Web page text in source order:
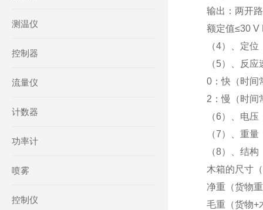
测温仪
控制器
流量仪
计数器
功率计
喷雾
控制仪
输出：两开
额定值≤30 V
（4）、定
（5）、反
0：快（时间
2：慢（时间
（6）、电
（7）、重
（8）、结
木箱的尺寸
净重（货物
毛重（货物+